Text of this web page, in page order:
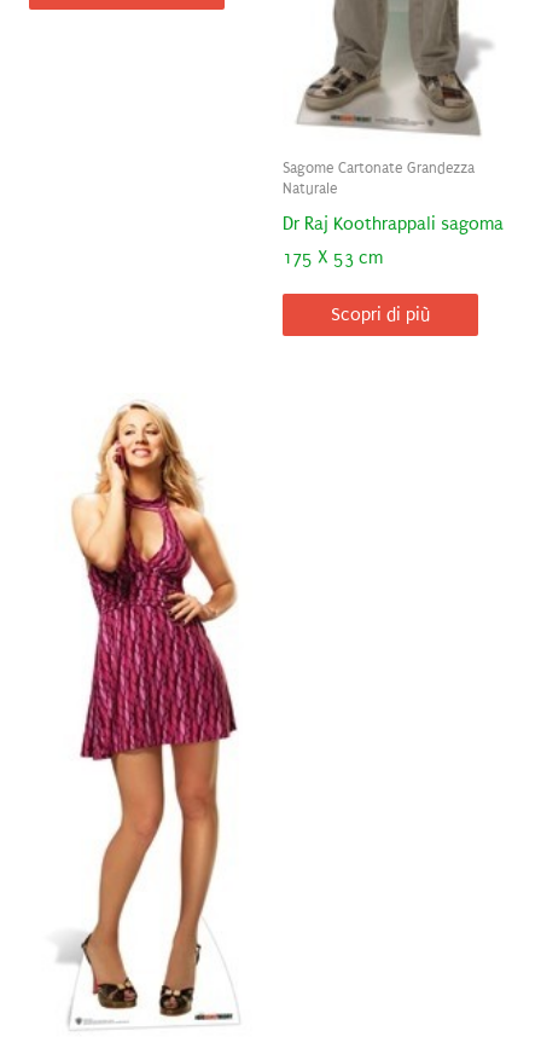
Sagome Cartonate Grandezza
Naturale
Dr Raj Koothrappali sagoma
175 X 53 cm
Scopri di più